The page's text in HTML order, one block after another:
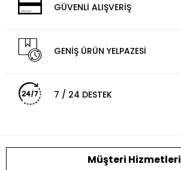
GÜVENLİ ALIŞVERİŞ
GENİŞ ÜRÜN YELPAZESİ
7 / 24 DESTEK
Müşteri Hizmetleri